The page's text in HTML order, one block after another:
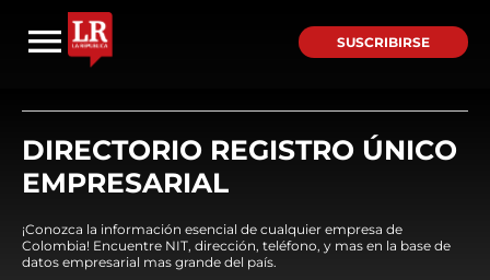
SUSCRIBIRSE
DIRECTORIO REGISTRO ÚNICO
EMPRESARIAL
¡Conozca la información esencial de cualquier empresa de
Colombia! Encuentre NIT, dirección, teléfono, y mas en la base de
datos empresarial mas grande del país.